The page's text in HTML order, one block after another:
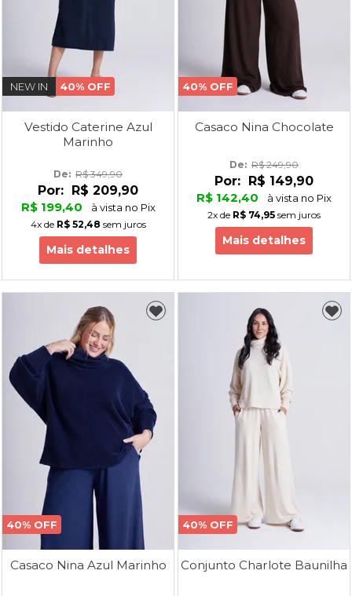
NEW IN 40% OFF
Vestido Caterine Azul
Marinho
De: R$ 349,90
Por: R$ 209,90
R$ 199,40
à vista no Pix
4xde R$ 52,48 sem juros
Mais detalhes
40% OFF
Casaco Nina Chocolate
De: R$ 249,90
Por: R$ 149,90
R$ 142,40
à vista no Pix
2x de R$ 74,95 sem juros
Mais detalhes
40% OFF
Casaco Nina Azul Marinho
40% OFF
Conjunto Charlote Baunilha